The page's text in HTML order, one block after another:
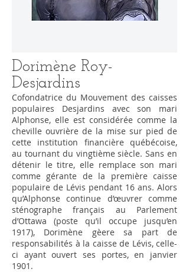
Dorimène Roy-
Desjardins
Cofondatrice du Mouvement des caisses
populaires Desjardins avec son mari
Alphonse, elle est considérée comme la
cheville ouvrière de la mise sur pied de
cette institution financière québécoise,
au tournant du vingtième siècle. Sans en
détenir le titre, elle remplace son mari
comme gérante de la première caisse
popu­laire de Lévis pendant 16 ans. Alors
qu’Alphonse continue d’œuvrer comme
sténographe français au Parlement
d’Ottawa (poste qu’il occupe jusqu’en
1917), Dorimène gèere sa part de
responsabilités à la caisse de Lévis, celle-
ci ayant ouvert ses portes, en janvier
1901.